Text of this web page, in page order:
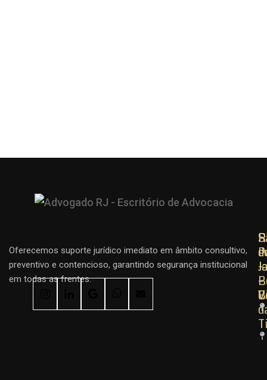
Oferecemos suporte jurídico imediato em âmbito consultivo,
preventivo e contencioso, garantindo segurança institucional
em todas as frentes.
–
–
–